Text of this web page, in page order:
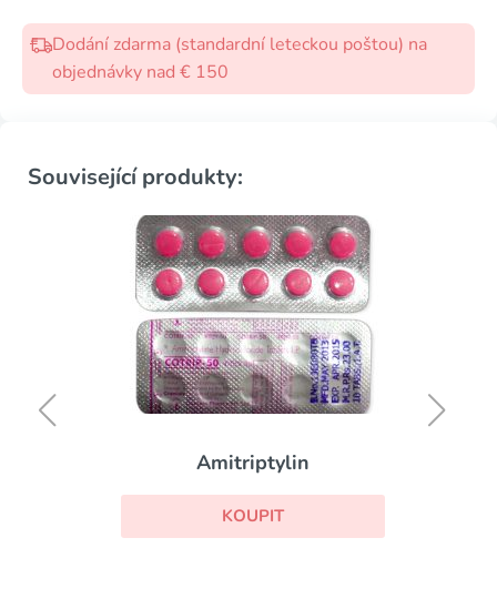
Dodání zdarma (standardní leteckou poštou) na
objednávky nad € 150
Související produkty:
Amitriptylin
KOUPIT